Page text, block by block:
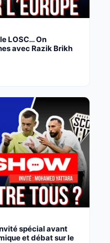
LOSC… On
avec Razik Brikh
spécial avant
et débat sur le